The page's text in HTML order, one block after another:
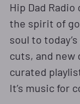
Hip Dad
the spirit of
soul to
cuts, and new
curated
It’s music for